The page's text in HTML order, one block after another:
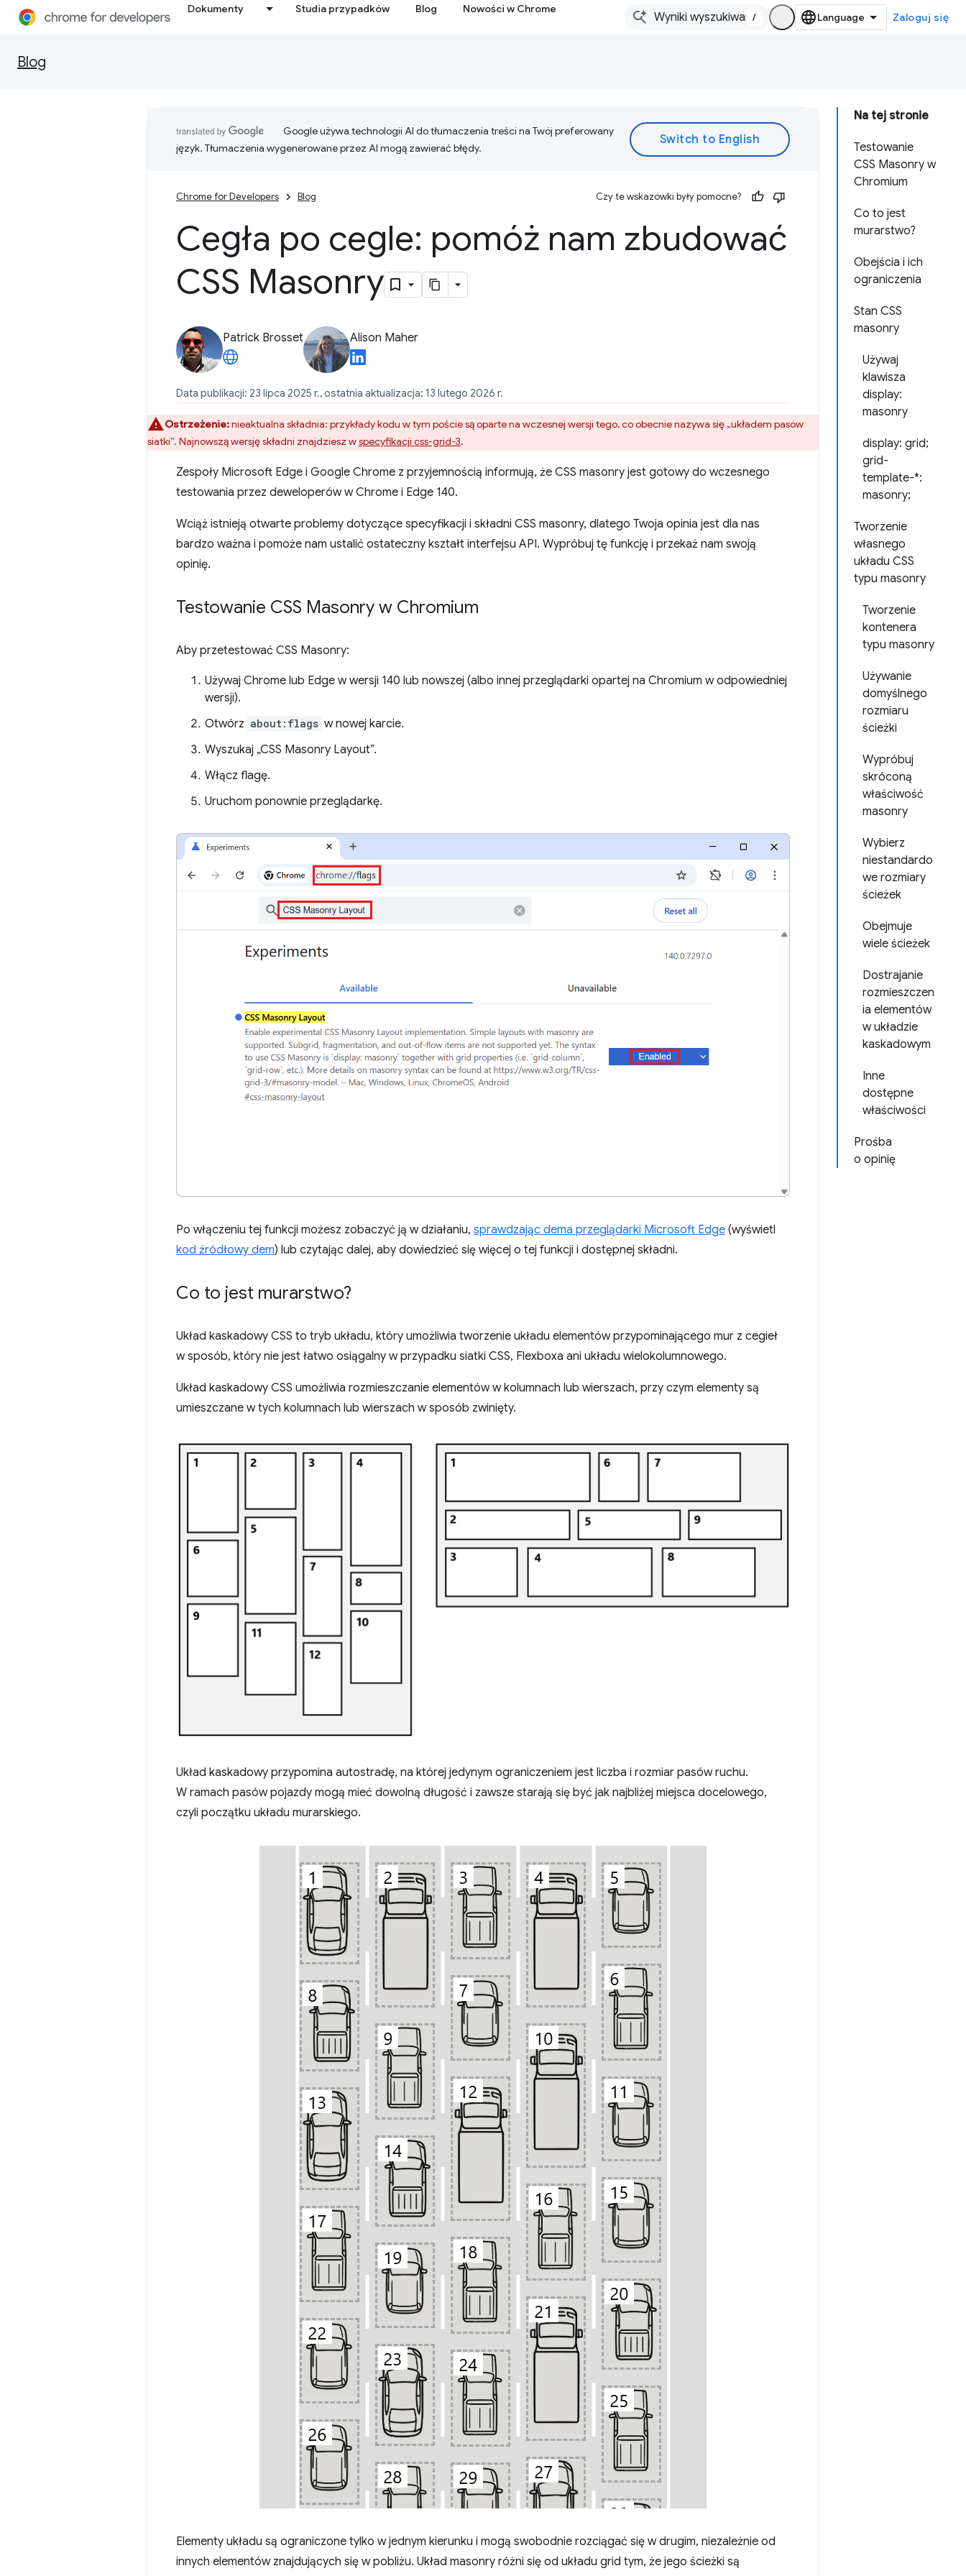
Dokumenty Studia przypadków Blog Nowości w Chrome
/ Zaloguj się
Blog
Na tej stronie
Testowanie
CSS Masonry w
Chromium
Co to jest
murarstwo?
Obejścia i ich
ograniczenia
Stan CSS
masonry
Używaj
klawisza
display:
masonry
display: grid;
grid-
template-*:
masonry;
Tworzenie
własnego
układu CSS
typu masonry
Tworzenie
kontenera
typu masonry
Używanie
domyślnego
rozmiaru
ścieżki
Wypróbuj
skróconą
właściwość
masonry
Wybierz
niestandardo
we rozmiary
ścieżek
Obejmuje
wiele ścieżek
Dostrajanie
rozmieszczen
ia elementów
w układzie
kaskadowym
Inne
dostępne
właściwości
Prośba
o opinię
Google używa technologii AI do tłumaczenia treści na Twój preferowany
język. Tłumaczenia wygenerowane przez AI mogą zawierać błędy.
Chrome for Developers Blog Czy te wskazówki były pomocne?
Cegła po cegle: pomóż nam zbudować
CSS Masonry
Patrick Brosset Alison Maher
Data publikacji: 23 lipca 2025 r., ostatnia aktualizacja: 13 lutego 2026 r.
Ostrzeżenie:nieaktualna składnia: przykłady kodu w tym poście są oparte na wczesnej wersji tego, co obecnie nazywa się „układem pasów
siatki”. Najnowszą wersję składni znajdziesz wspecyfikacji css-grid-3.
Zespoły Microsoft Edge i Google Chrome z przyjemnością informują, że CSS masonry jest gotowy do wczesnego
testowania przez deweloperów w Chrome i Edge 140.
Wciąż istnieją otwarte problemy dotyczące specyfikacji i składni CSS masonry, dlatego Twoja opinia jest dla nas
bardzo ważna i pomoże nam ustalić ostateczny kształt interfejsu API. Wypróbuj tę funkcję i przekaż nam swoją
opinię.
Testowanie CSS Masonry w Chromium
Aby przetestować CSS Masonry:
Używaj Chrome lub Edge w wersji 140 lub nowszej (albo innej przeglądarki opartej na Chromium w odpowiedniej
wersji).
Otwórz about:flags w nowej karcie.
Wyszukaj „CSS Masonry Layout”.
Włącz flagę.
Uruchom ponownie przeglądarkę.
Po włączeniu tej funkcji możesz zobaczyć ją w działaniu, sprawdzając dema przeglądarki Microsoft Edge (wyświetl
kod źródłowy dem) lub czytając dalej, aby dowiedzieć się więcej o tej funkcji i dostępnej składni.
Co to jest murarstwo?
Układ kaskadowy CSS to tryb układu, który umożliwia tworzenie układu elementów przypominającego mur z cegieł
w sposób, który nie jest łatwo osiągalny w przypadku siatki CSS, Flexboxa ani układu wielokolumnowego.
Układ kaskadowy CSS umożliwia rozmieszczanie elementów w kolumnach lub wierszach, przy czym elementy są
umieszczane w tych kolumnach lub wierszach w sposób zwinięty.
Układ kaskadowy przypomina autostradę, na której jedynym ograniczeniem jest liczba i rozmiar pasów ruchu.
W ramach pasów pojazdy mogą mieć dowolną długość i zawsze starają się być jak najbliżej miejsca docelowego,
czyli początku układu murarskiego.
Elementy układu są ograniczone tylko w jednym kierunku i mogą swobodnie rozciągać się w drugim, niezależnie od
innych elementów znajdujących się w pobliżu. Układ masonry różni się od układu grid tym, że jego ścieżki są